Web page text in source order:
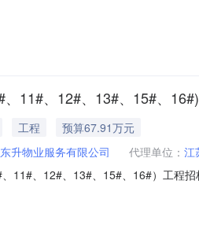
、中标候选人基本情况中标候选人第1
11#、12#、13#、15#、
工程
预算67.91万元
升物业服务有限公司 代理单位： 江
11#、12#、13#、15#、16#）工程
工程已由项目审批/核准/备案机关批